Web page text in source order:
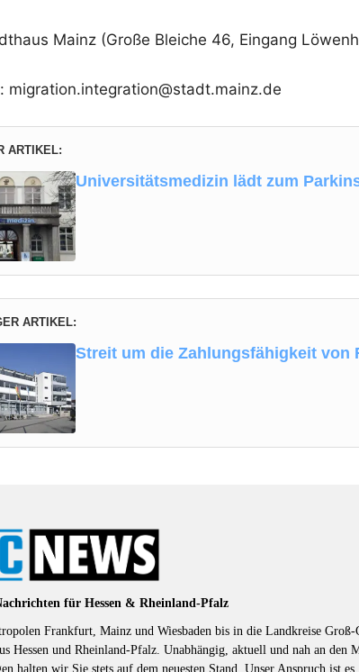
Mainz (Große Bleiche 46, Eingang
: migration.integration@stadt.mainz.de
ARTIKEL:
Universitätsmedizin lädt zum
ARTIKEL:
Streit um die Zahlungsfähigkeit von
für Hessen & Rheinland-Pfalz
Frankfurt, Mainz und Wiesbaden bis in die Landkreise
Hessen und Rheinland-Pfalz. Unabhängig, aktuell und nah an
halten wir Sie stets auf dem neuesten Stand. Unser Anspruch ist